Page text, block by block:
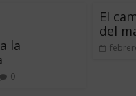
la
0
El
del